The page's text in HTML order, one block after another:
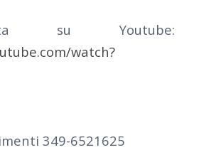
su Youtube:
watch?
349-6521625